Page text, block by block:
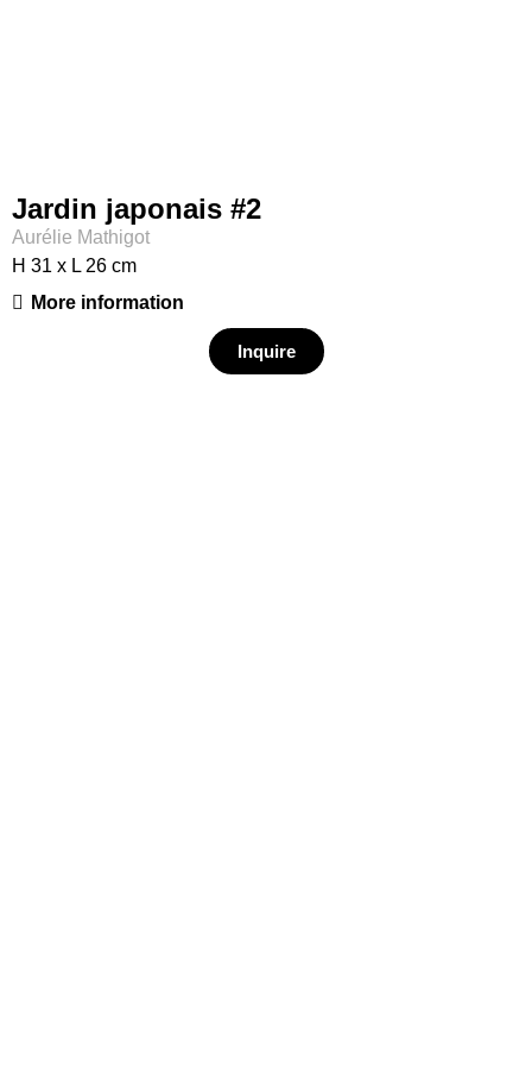
Jardin japonais #2
Aurélie Mathigot
H 31 x L 26 cm
More information
Inquire